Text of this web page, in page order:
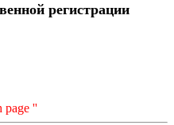
регистрации
page ''